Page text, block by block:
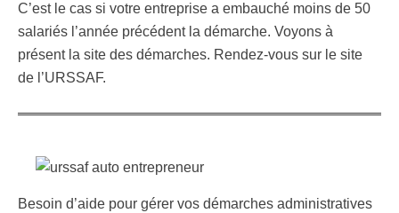
C’est le cas si votre entreprise a embauché moins de 50
salariés l’année précédent la démarche. Voyons à
présent la site des démarches. Rendez-vous sur le site
de l’URSSAF.
Besoin d’aide pour gérer vos démarches administratives